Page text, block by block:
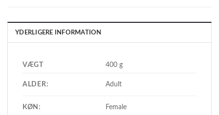
YDERLIGERE INFORMATION
VÆGT 400 g
ALDER: Adult
KØN: Female